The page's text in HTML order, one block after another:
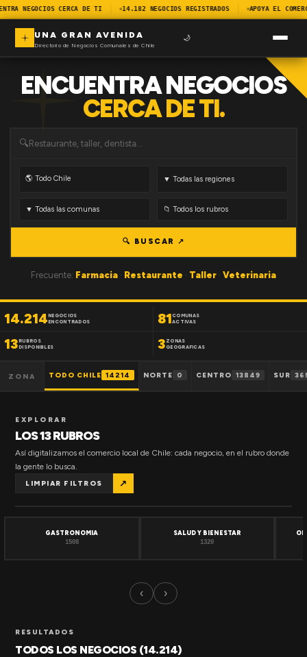
NEGOCIOS CERCA DE TI 14.182 NEGOCIOS REGISTRADOS APOYA EL
UNA GRAN AVENIDA
Directorio de Negocios Comunales de Chile
🌙
ENCUENTRA NEGOCIOS
CERCA DE TI.
🔍
🔍 BUSCAR ↗
Frecuente: Farmacia · Restaurante · Taller · Veterinaria
14.214NEGOCIOS
ENCONTRADOS
81 COMUNAS
ACTIVAS
13RUBROS
DISPONIBLES
3 ZONAS
GEOGRAFICAS
ZONA TODO CHILE 14214 NORTE 0 CENTRO 13849 SUR
EXPLORAR
LOS 13 RUBROS
Así digitalizamos el comercio local de Chile: cada negocio, en el rubro donde
la gente lo busca.
LIMPIAR FILTROS ↗
GASTRONOMIA
1508
SALUD Y BIENESTAR
1320
‹ ›
RESULTADOS
TODOS LOS NEGOCIOS (14.214)